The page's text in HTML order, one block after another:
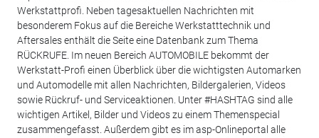
Werkstattprofi. Neben tagesaktuellen Nachrichten mit
besonderem Fokus auf die Bereiche Werkstatttechnik und
Aftersales enthält die Seite eine Datenbank zum Thema
RÜCKRUFE. Im neuen Bereich AUTOMOBILE bekommt der
Werkstatt-Profi einen Überblick über die wichtigsten Automarken
und Automodelle mit allen Nachrichten, Bildergalerien, Videos
sowie Rückruf- und Serviceaktionen. Unter #HASHTAG sind alle
wichtigen Artikel, Bilder und Videos zu einem Themenspecial
zusammengefasst. Außerdem gibt es im asp-Onlineportal alle